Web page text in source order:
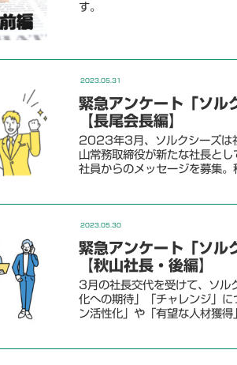
す。
2023.05.31
緊急アンケート「ソル
【長尾会長編】
2023年3月、ソルクシーズは
山常務取締役が新たな社長と
社員からのメッセージを募集
2023.05.30
緊急アンケート「ソル
【秋山社長・後編】
3月の社長交代を受けて、ソル
化への期待」「チャレンジ」
ン活性化」や「有望な人材獲得